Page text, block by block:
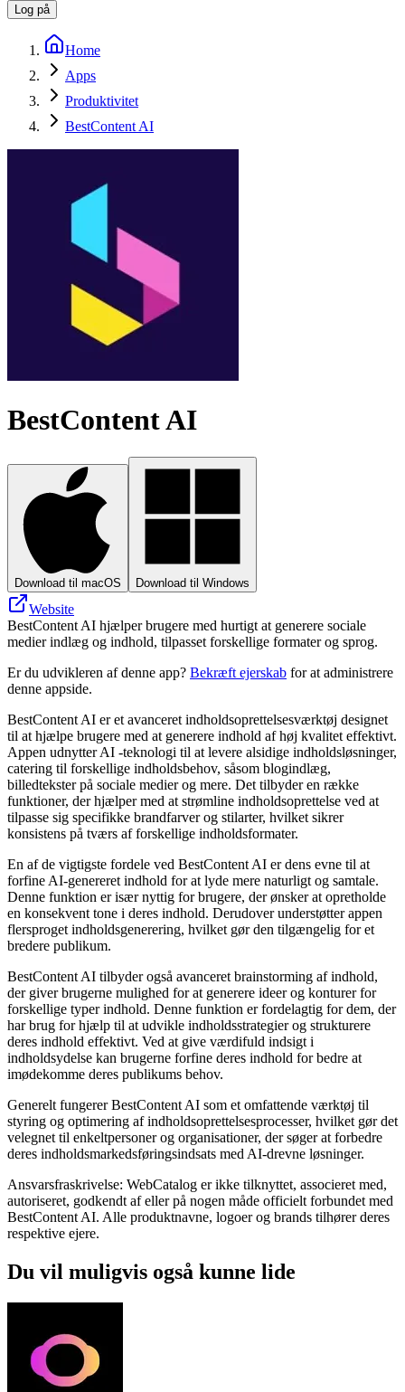
Log på
Home
Apps
Produktivitet
BestContent AI
BestContent AI
Download til macOS Download til Windows
Website
BestContent AI hjælper brugere med hurtigt at generere sociale
medier indlæg og indhold, tilpasset forskellige formater og sprog.
Er du udvikleren af denne app? Bekræft ejerskab for at administrere
denne appside.
BestContent AI er et avanceret indholdsoprettelsesværktøj designet
til at hjælpe brugere med at generere indhold af høj kvalitet effektivt.
Appen udnytter AI -teknologi til at levere alsidige indholdsløsninger,
catering til forskellige indholdsbehov, såsom blogindlæg,
billedtekster på sociale medier og mere. Det tilbyder en række
funktioner, der hjælper med at strømline indholdsoprettelse ved at
tilpasse sig specifikke brandfarver og stilarter, hvilket sikrer
konsistens på tværs af forskellige indholdsformater.
En af de vigtigste fordele ved BestContent AI er dens evne til at
forfine AI-genereret indhold for at lyde mere naturligt og samtale.
Denne funktion er især nyttig for brugere, der ønsker at opretholde
en konsekvent tone i deres indhold. Derudover understøtter appen
flersproget indholdsgenerering, hvilket gør den tilgængelig for et
bredere publikum.
BestContent AI tilbyder også avanceret brainstorming af indhold,
der giver brugerne mulighed for at generere ideer og konturer for
forskellige typer indhold. Denne funktion er fordelagtig for dem, der
har brug for hjælp til at udvikle indholdsstrategier og strukturere
deres indhold effektivt. Ved at give værdifuld indsigt i
indholdsydelse kan brugerne forfine deres indhold for bedre at
imødekomme deres publikums behov.
Generelt fungerer BestContent AI som et omfattende værktøj til
styring og optimering af indholdsoprettelsesprocesser, hvilket gør det
velegnet til enkeltpersoner og organisationer, der søger at forbedre
deres indholdsmarkedsføringsindsats med AI-drevne løsninger.
Ansvarsfraskrivelse: WebCatalog er ikke tilknyttet, associeret med,
autoriseret, godkendt af eller på nogen måde officielt forbundet med
BestContent AI. Alle produktnavne, logoer og brands tilhører deres
respektive ejere.
Du vil muligvis også kunne lide